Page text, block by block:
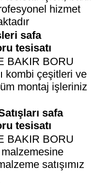
hizmet
safa
tesisatı
BAKIR BORU
kombi çeşitleri ve
montaj işleriniz
safa
tesisatı
BAKIR BORU
satışımız